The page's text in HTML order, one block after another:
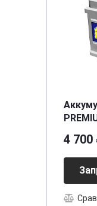
PREMIUM 6СТ - 60 L
4 700